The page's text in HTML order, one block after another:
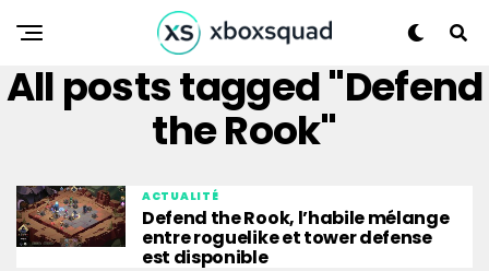
All posts tagged "Defend
the Rook"
ACTUALITÉ
Defend the Rook, l’habile mélange
entre roguelike et tower defense
est disponible